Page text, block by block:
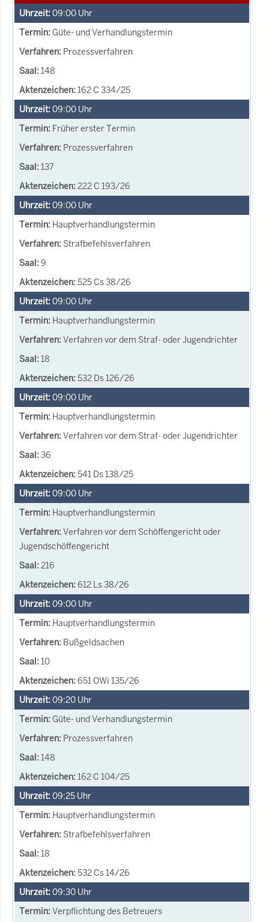
09:00 Uhr
Güte- und Verhandlungstermin
Prozessverfahren
148
162 C 334/25
09:00 Uhr
Früher erster Termin
Prozessverfahren
137
222 C 193/26
09:00 Uhr
Hauptverhandlungstermin
Strafbefehlsverfahren
9
525 Cs 38/26
09:00 Uhr
Hauptverhandlungstermin
Verfahren vor dem Straf- oder Jugendrichter
18
532 Ds 126/26
09:00 Uhr
Hauptverhandlungstermin
Verfahren vor dem Straf- oder Jugendrichter
36
541 Ds 138/25
09:00 Uhr
Hauptverhandlungstermin
Verfahren vor dem Schöffengericht oder
Jugendschöffengericht
216
612 Ls 38/26
09:00 Uhr
Hauptverhandlungstermin
Bußgeldsachen
10
651 OWi 135/26
09:20 Uhr
Güte- und Verhandlungstermin
Prozessverfahren
148
162 C 104/25
09:25 Uhr
Hauptverhandlungstermin
Strafbefehlsverfahren
18
532 Cs 14/26
09:30 Uhr
Verpflichtung des Betreuers